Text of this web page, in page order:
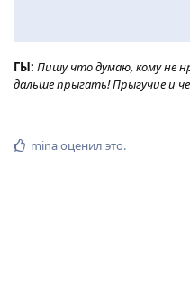
--
ГЫ: Пишу что думаю, кому не
дальше прыгать! Прыгучие и
minaоценил это.